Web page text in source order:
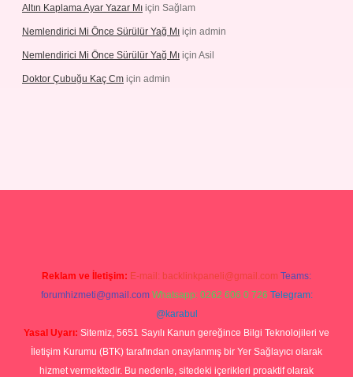
Altın Kaplama Ayar Yazar Mı için Sağlam
Nemlendirici Mi Önce Sürülür Yağ Mı için admin
Nemlendirici Mi Önce Sürülür Yağ Mı için Asil
Doktor Çubuğu Kaç Cm için admin
Reklam ve İletişim: E-mail: backlinkpaneli@gmail.com Teams:
forumhizmeti@gmail.com Whatsapp: 0262 606 0 726 Telegram:
@karabul
Yasal Uyarı: Sitemiz, 5651 Sayılı Kanun gereğince Bilgi Teknolojileri ve
İletişim Kurumu (BTK) tarafından onaylanmış bir Yer Sağlayıcı olarak
hizmet vermektedir. Bu nedenle, sitedeki içerikleri proaktif olarak